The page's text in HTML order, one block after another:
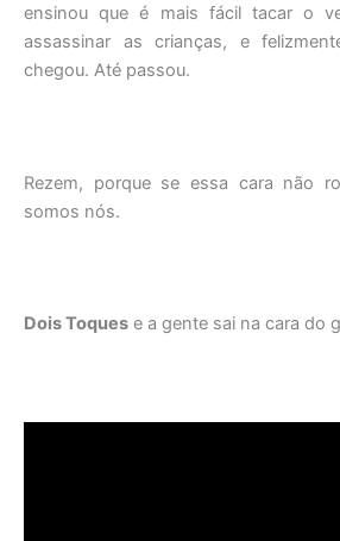
ensinou que é mais fácil tacar o
assassinar as crianças, e
chegou. Até passou.
Rezem, porque se essa cara não
somos nós.
Dois Toques e a gente sai na cara do